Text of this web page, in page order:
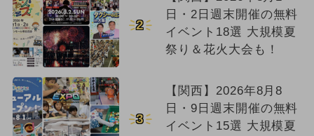
2
日・2日週末開催の無料
イベント18選 大規模夏
祭り＆花火大会も！
3
【関西】2026年8月8
日・9日週末開催の無料
イベント15選 大規模夏